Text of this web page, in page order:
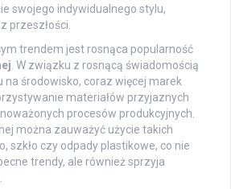
swojego indywidualnego stylu,
przeszłości.
trendem jest rosnąca popularność
. W związku z rosnącą świadomością
na środowisko, coraz więcej marek
materiałów przyjaznych
procesów produkcyjnych.
można zauważyć użycie takich
szkło czy odpady plastikowe, co nie
trendy, ale również sprzyja